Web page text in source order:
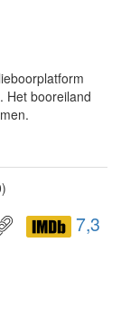
Het booreiland
7,3